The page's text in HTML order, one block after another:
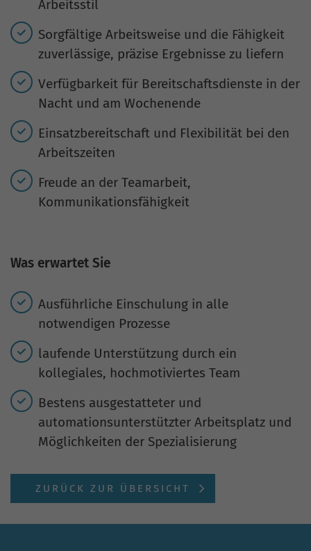
Arbeitsstil
Sorgfältige Arbeitsweise und die Fähigkeit
zuverlässige, präzise Ergebnisse zu liefern
Verfügbarkeit für Bereitschaftsdienste in der
Nacht und am Wochenende
Einsatzbereitschaft und Flexibilität bei den
Arbeitszeiten
Freude an der Teamarbeit,
Kommunikationsfähigkeit
Was erwartet Sie
Ausführliche Einschulung in alle
notwendigen Prozesse
laufende Unterstützung durch ein
kollegiales, hochmotiviertes Team
Bestens ausgestatteter und
automationsunterstützter Arbeitsplatz und
Möglichkeiten der Spezialisierung
ZURÜCK ZUR ÜBERSICHT